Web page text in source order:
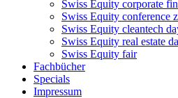
Swiss Equity corporate
Swiss Equity conference
Swiss Equity cleantech
Swiss Equity real estate
Swiss Equity fair
Fachbücher
Specials
Impressum